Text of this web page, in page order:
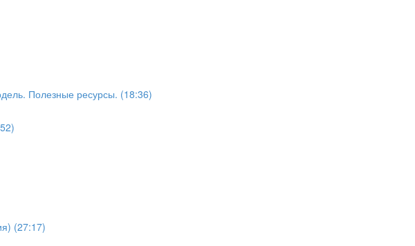
Полезные ресурсы. (18:36)
(27:17)